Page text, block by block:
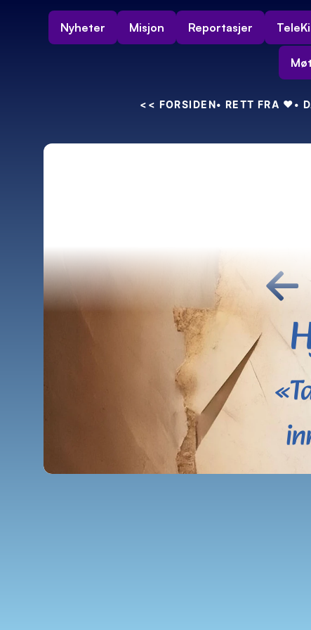
Nyheter Misjon Reportasjer
<< FORSIDEN• RETT FRA ❤️•
←